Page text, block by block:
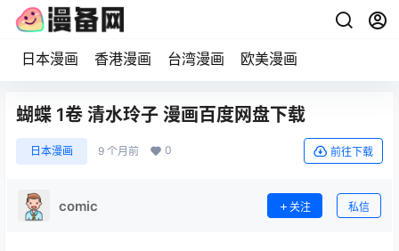
日本漫画 香港漫画 台湾漫画 欧美漫画
蝴蝶 1卷 清水玲子 漫画百度网盘下载
日本漫画 9 个月前 0 前往下载
comic 关注 私信